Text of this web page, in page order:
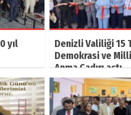
yıl
Denizli Valiliği 15
Demokrasi ve
Anma Çadırı açtı.